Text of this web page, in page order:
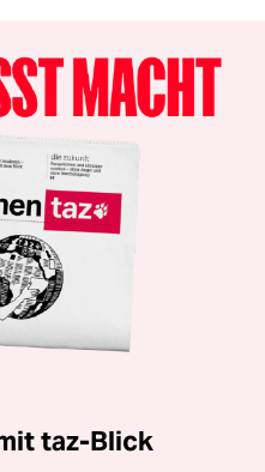
taz-Blick